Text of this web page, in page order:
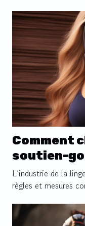
Comment
soutien-
L’industrie de la
règles et mesures